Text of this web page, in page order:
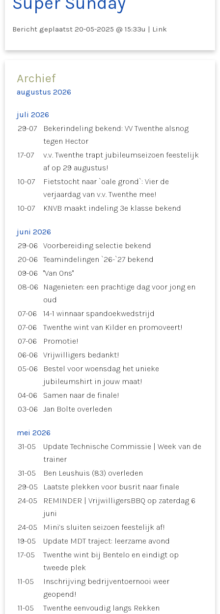
Bericht geplaatst 20-05-2025 @ 15:33u | Link
Archief
augustus 2026
juli 2026
29-07
Bekerindeling bekend: VV Twenthe alsnog
tegen Hector
17-07
v.v. Twenthe trapt jubileumseizoen feestelijk
af op 29 augustus!
10-07
Fietstocht naar `oale grond`: Vier de
verjaardag van v.v. Twenthe mee!
10-07
KNVB maakt indeling 3e klasse bekend
juni 2026
29-06
Voorbereiding selectie bekend
20-06
Teamindelingen `26-`27 bekend
09-06
"Van Ons"
08-06
Nagenieten: een prachtige dag voor jong en
oud
07-06
14-1 winnaar spandoekwedstrijd
07-06
Twenthe wint van Kilder en promoveert!
07-06
Promotie!
06-06
Vrijwilligers bedankt!
05-06
Bestel voor woensdag het unieke
jubileumshirt in jouw maat!
04-06
Samen naar de finale!
03-06
Jan Bolte overleden
mei 2026
31-05
Update Technische Commissie | Week van de
trainer
31-05
Ben Leushuis (83) overleden
29-05
Laatste plekken voor busrit naar finale
24-05
REMINDER | VrijwilligersBBQ op zaterdag 6
juni
24-05
Mini’s sluiten seizoen feestelijk af!
19-05
Update MDT traject: leerzame avond
17-05
Twenthe wint bij Bentelo en eindigt op
tweede plek
11-05
Inschrijving bedrijventoernooi weer
geopend!
11-05
Twenthe eenvoudig langs Rekken